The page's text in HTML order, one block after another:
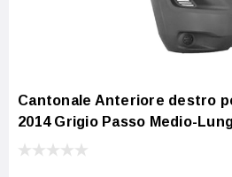
Cantonale Anteriore destro
2014 Grigio Passo Medio-